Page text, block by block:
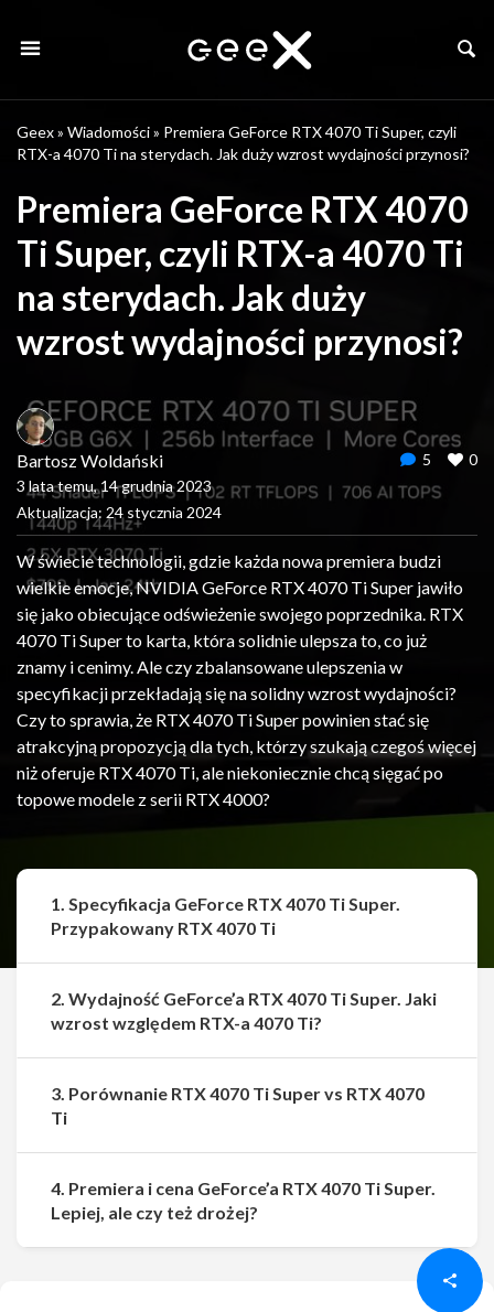
Geex» Wiadomości» Premiera GeForce RTX 4070 Ti Super, czyli
RTX-a 4070 Ti na sterydach. Jak duży wzrost wydajności przynosi?
Premiera GeForce RTX 4070
Ti Super, czyli RTX-a 4070 Ti
na sterydach. Jak duży
wzrost wydajności przynosi?
Bartosz Woldański
3 lata temu, 14 grudnia 2023
Aktualizacja: 24 stycznia 2024
5 0
W świecie technologii, gdzie każda nowa premiera budzi
wielkie emocje, NVIDIA GeForce RTX 4070 Ti Super jawiło
się jako obiecujące odświeżenie swojego poprzednika. RTX
4070 Ti Super to karta, która solidnie ulepsza to, co już
znamy i cenimy. Ale czy zbalansowane ulepszenia w
specyfikacji przekładają się na solidny wzrost wydajności?
Czy to sprawia, że RTX 4070 Ti Super powinien stać się
atrakcyjną propozycją dla tych, którzy szukają czegoś więcej
niż oferuje RTX 4070 Ti, ale niekoniecznie chcą sięgać po
topowe modele z serii RTX 4000?
Udostępnij
1. Specyfikacja GeForce RTX 4070 Ti Super.
Przypakowany RTX 4070 Ti
2. Wydajność GeForce’a RTX 4070 Ti Super. Jaki
wzrost względem RTX-a 4070 Ti?
3. Porównanie RTX 4070 Ti Super vs RTX 4070
Ti
4. Premiera i cena GeForce’a RTX 4070 Ti Super.
Lepiej, ale czy też drożej?